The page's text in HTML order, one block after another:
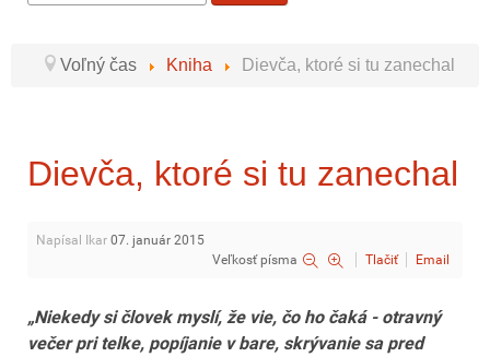
...
Voľný čas Kniha Dievča, ktoré si tu zanechal
Dievča, ktoré si tu zanechal
Napísal Ikar 07. január 2015
Veľkosť písma
Tlačiť Email
„Niekedy si človek myslí, že vie, čo ho čaká - otravný
večer pri telke, popíjanie v bare, skrývanie sa pred